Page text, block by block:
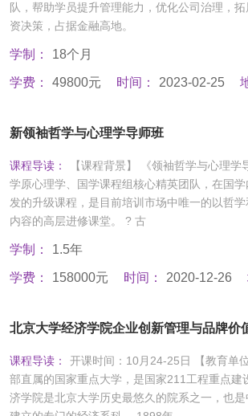
队，帮助学员提升管理能力，优化公司治理，
资决策，占据金融高地。
学制： 18个月
学费： 49800元 时间： 2023-02-25
新领袖哲学与心理学导师班
课程导读：
【课程背景】 《领袖哲学与心理学
学原心理学、国学课程组核心精英团队，在国
发的升级课程，是目前培训市场中唯一的以哲
内容的高层进修课堂。 ? 古
学制： 1.5年
学费： 158000元 时间： 2020-12-26
北京大学经济学院企业创新管理与品牌价
课程导读：
开课时间：10月24-25日 【教育单
部直属的国家重点大学，是国家211工程重点建
济学院是北京大学历史最悠久的院系之一，也